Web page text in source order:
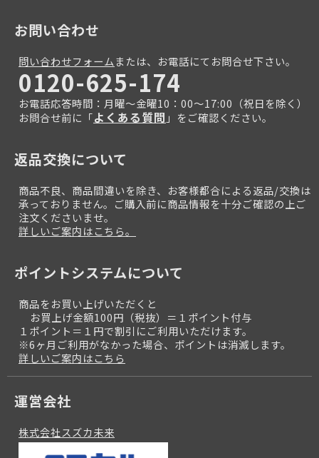
お問い合わせ
問い合わせフォームまたは、お電話にてお問合せ下さい。
0120-625-174
お電話応答時間：月曜～金曜10：00～17:00（祝日を除く）
お問合せ前に「よくある質問 」をご確認ください。
返品交換について
商品不良、商品間違いを除き、お客様都合による返品/交換は
承っておりません。ご購入前に商品情報を十分ご確認の上ご
注文くださいませ。
詳しいご案内はこちら。
ポイントシステムについて
商品をお買い上げいただくと
お買上げ金額100円（税抜）＝１ポイント付与
１ポイント＝１円で割引にご利用いただけます。
※6ヶ月ご利用がなかった場合、ポイントは消滅します。
詳しいご案内はこちら
運営会社
株式会社スズカ未来